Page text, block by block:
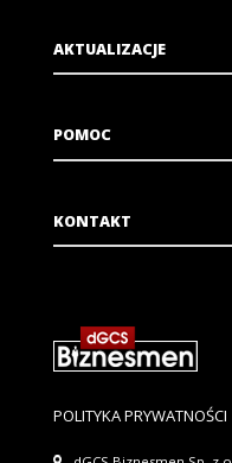
AKTUALIZACJE
POMOC
KONTAKT
POLITYKA PRYWATNOŚCI